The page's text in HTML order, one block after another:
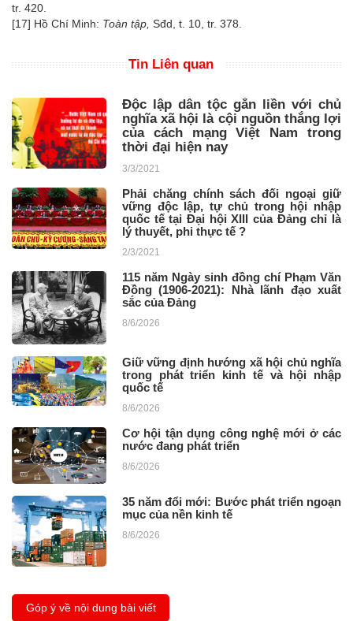
tr. 420.
[17] Hồ Chí Minh: Toàn tập, Sđd, t. 10, tr. 378.
Tin Liên quan
Độc lập dân tộc gắn liền với chủ
nghĩa xã hội là cội nguồn thắng lợi
của cách mạng Việt Nam trong
thời đại hiện nay
3/3/2021
Phải chăng chính sách đối ngoại giữ
vững độc lập, tự chủ trong hội nhập
quốc tế tại Đại hội XIII của Đảng chỉ là
lý thuyết, phi thực tế ? ​
2/3/2021
115 năm Ngày sinh đồng chí Phạm Văn
Đồng (1906-2021): Nhà lãnh đạo xuất
sắc của Đảng
8/6/2026
Giữ vững định hướng xã hội chủ nghĩa
trong phát triển kinh tế và hội nhập
quốc tế
8/6/2026
Cơ hội tận dụng công nghệ mới ở các
nước đang phát triển
8/6/2026
35 năm đổi mới: Bước phát triển ngoạn
mục của nền kinh tế
8/6/2026
Góp ý về nội dung bài viết